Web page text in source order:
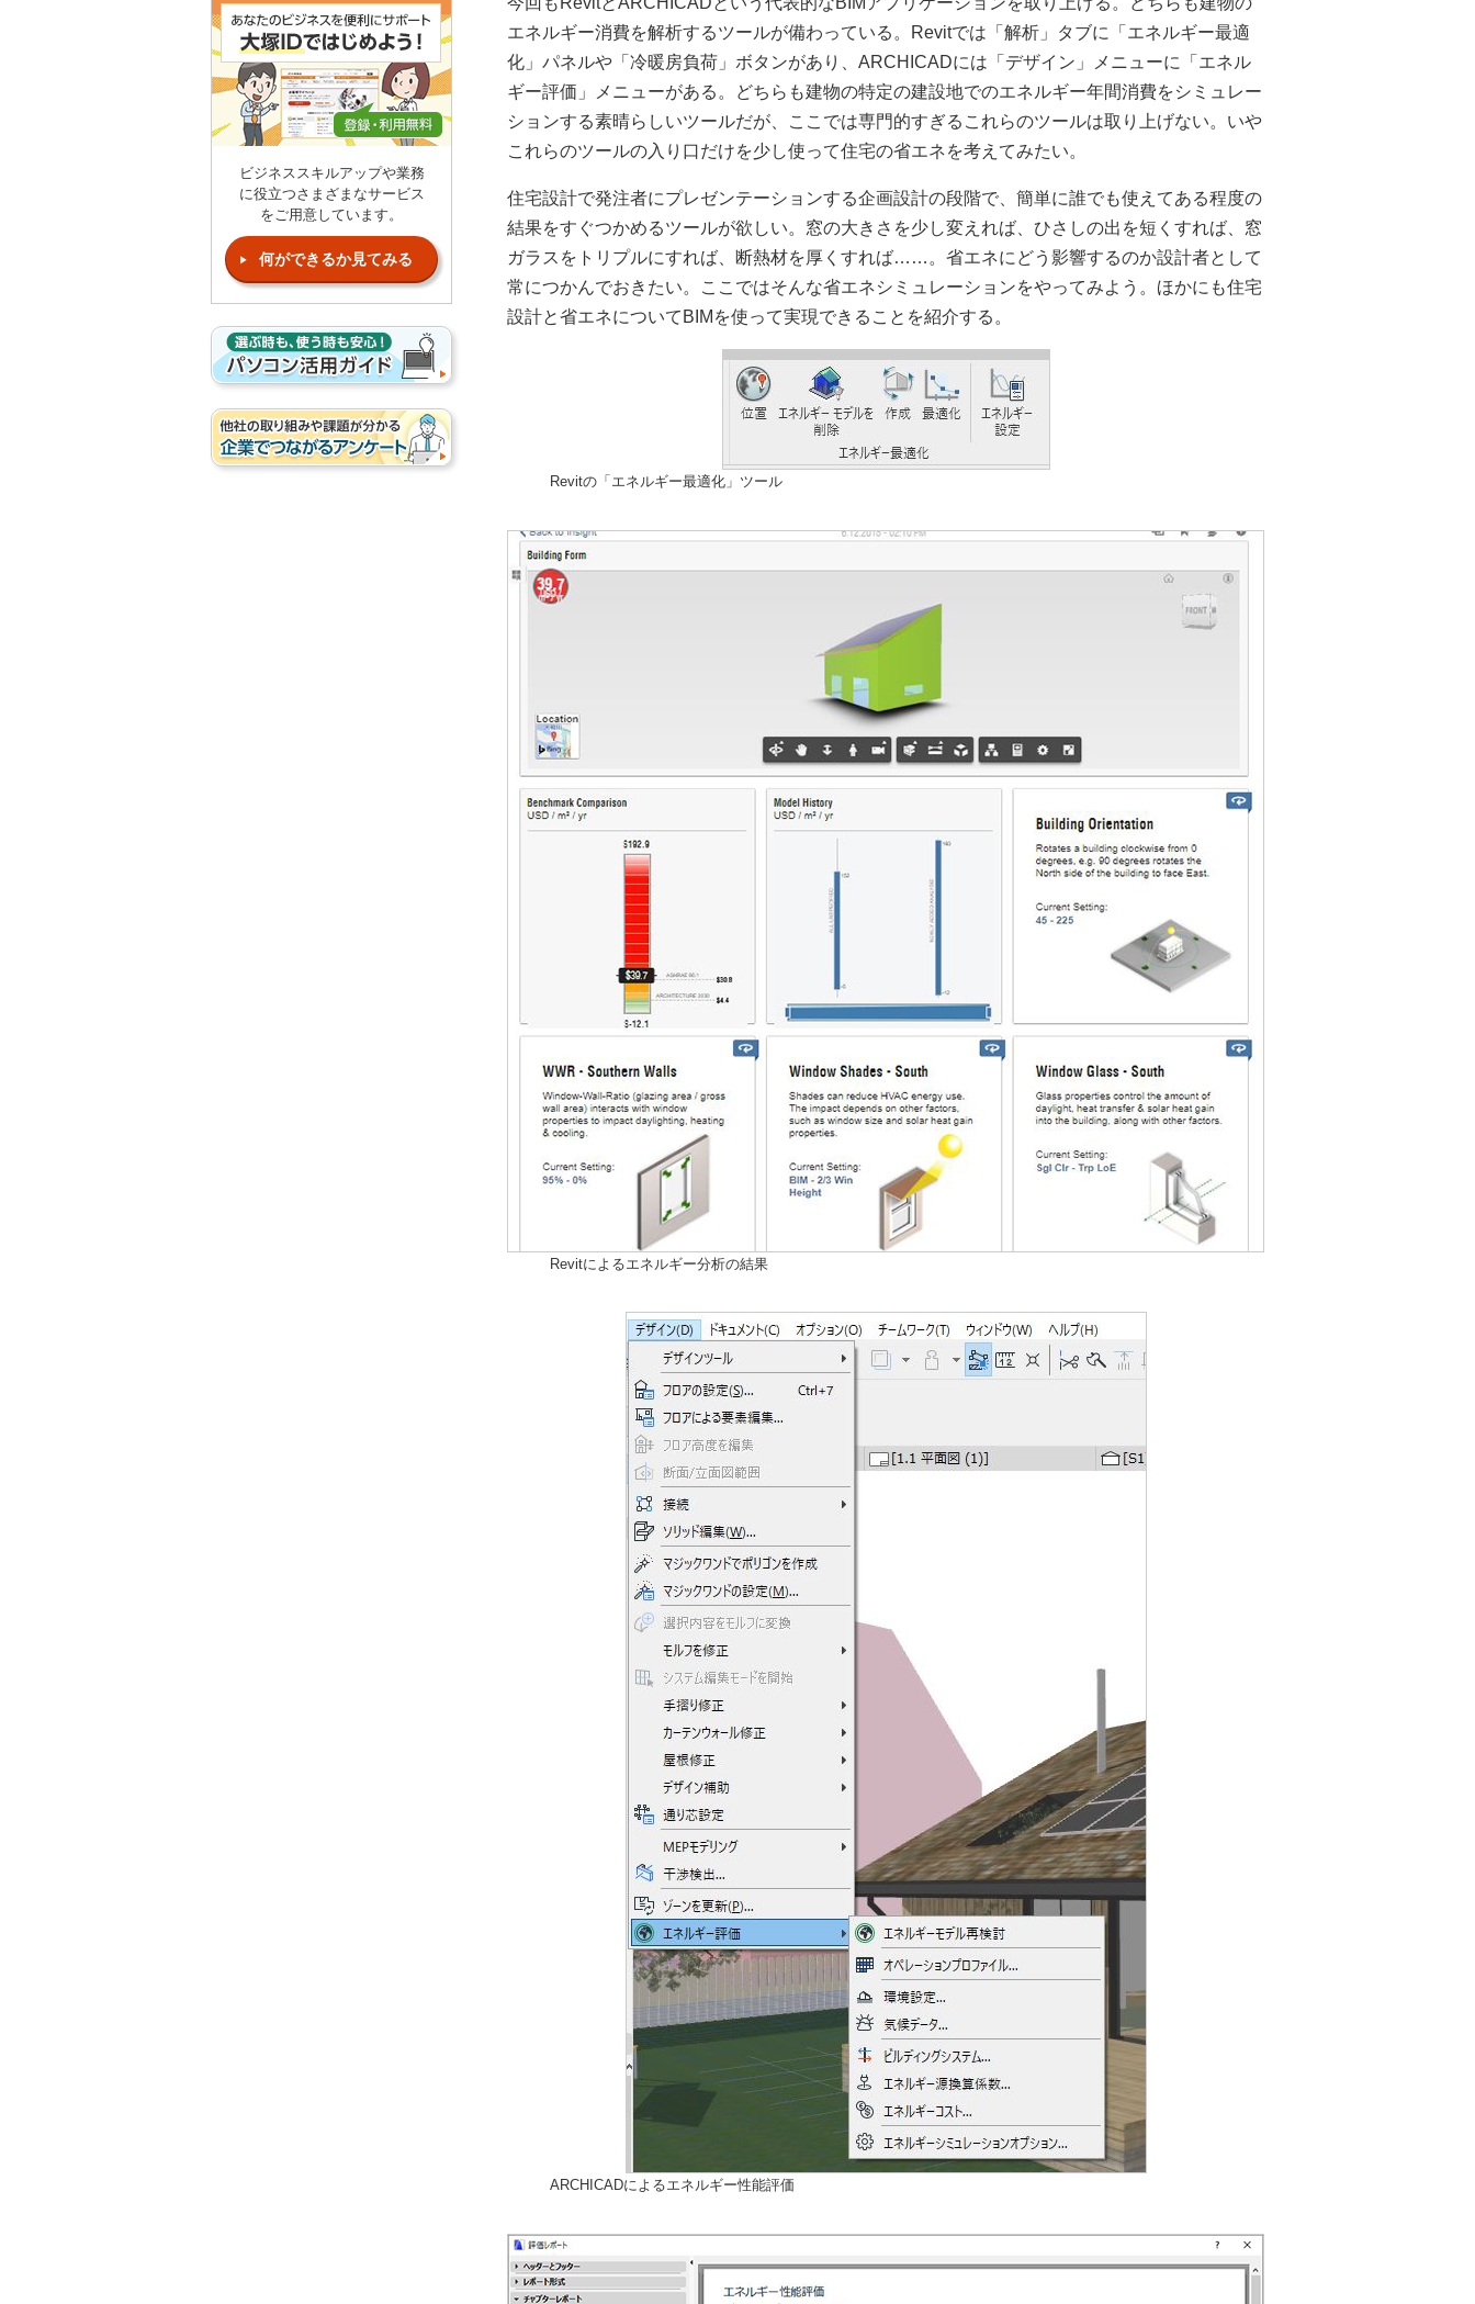
エネルギー消費を解析するツールが備わっている。Revitでは「解析」タブに「エネルギー最適
化」パネルや「冷暖房負荷」ボタンがあり、ARCHICADには「デザイン」メニューに「エネル
ギー評価」メニューがある。どちらも建物の特定の建設地でのエネルギー年間消費をシミュレー
ションする素晴らしいツールだが、ここでは専門的すぎるこれらのツールは取り上げない。いや
これらのツールの入り口だけを少し使って住宅の省エネを考えてみたい。
住宅設計で発注者にプレゼンテーションする企画設計の段階で、簡単に誰でも使えてある程度の
結果をすぐつかめるツールが欲しい。窓の大きさを少し変えれば、ひさしの出を短くすれば、窓
ガラスをトリプルにすれば、断熱材を厚くすれば……。省エネにどう影響するのか設計者として
常につかんでおきたい。ここではそんな省エネシミュレーションをやってみよう。ほかにも住宅
設計と省エネについてBIMを使って実現できることを紹介する。
Revitの「エネルギー最適化」ツール
Revitによるエネルギー分析の結果
ARCHICADによるエネルギー性能評価
ビジネススキルアップや業務
に役立つさまざまなサービス
をご用意しています。
何ができるか見てみる